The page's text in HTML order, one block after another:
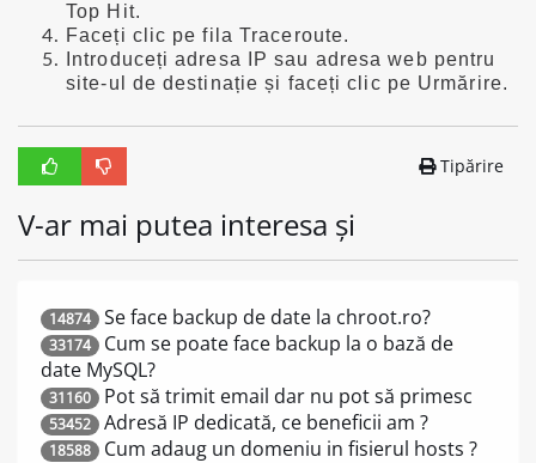
Top Hit.
Faceți clic pe fila Traceroute.
Introduceți adresa IP sau adresa web pentru
site-ul de destinație și faceți clic pe Urmărire.
Tipărire
V-ar mai putea interesa și
14874 Se face backup de date la chroot.ro?
33174
Cum se poate face backup la o bază de
date MySQL?
31160 Pot să trimit email dar nu pot să primesc
53452 Adresă IP dedicată, ce beneficii am ?
18588 Cum adaug un domeniu in fisierul hosts ?